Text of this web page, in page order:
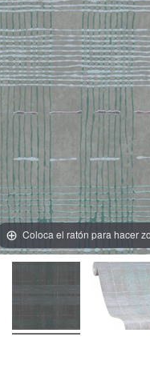
Coloca el ratón para hacer